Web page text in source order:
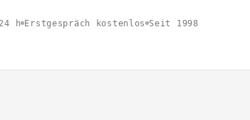
h Erstgespräch kostenlos Seit 1998